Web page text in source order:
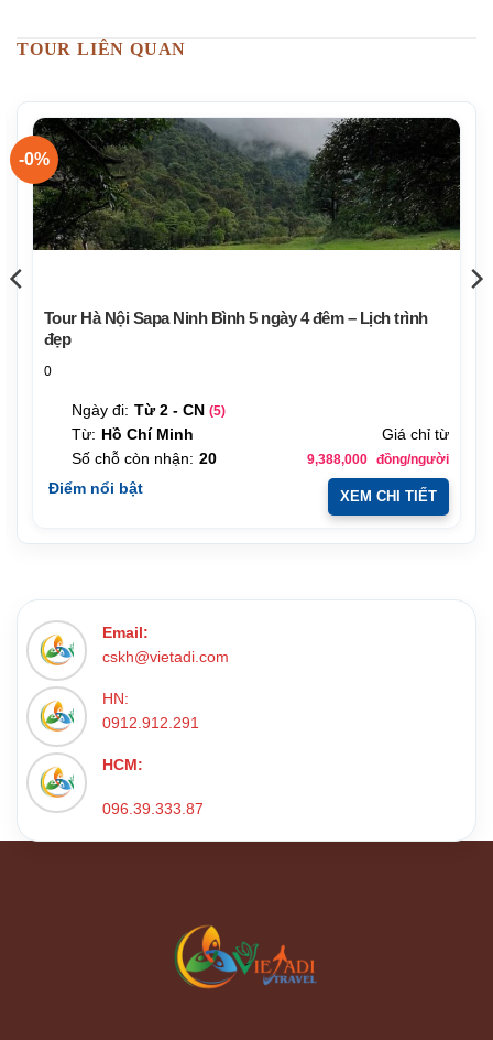
TOUR LIÊN QUAN
-0%
Tour Hà Nội Sapa Ninh Bình 5 ngày 4 đêm – Lịch trình
đẹp
0
Ngày đi: Từ 2 - CN (5)
Từ: Hồ Chí Minh
Giá chỉ từ
Số chỗ còn nhận: 20 9,388,000 đồng/người
Điểm nổi bật XEM CHI TIẾT
Email:
cskh@vietadi.com
HN:
0912.912.291
HCM:
096.39.333.87